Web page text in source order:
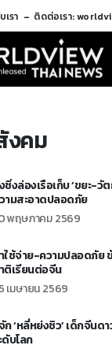
เรา ติดต่อเรา:
งคม
ชิ่งล่องเรือเก็บ ‘ขยะ-วั
ามสะอาดปลอดภัย
พฤษภาคม 2569
ใช้จ่าย-ความปลอดภัย
ติเรียนต่อจีน
เมษายน 2569
ก ‘หลี่หย่งชิว’ เด็กจีนด
ดับโลก